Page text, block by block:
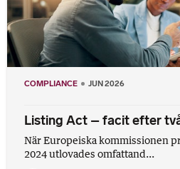
COMPLIANCE JUN 2026
Listing Act – facit efter
När Europeiska kommissionen
2024 utlovades omfattand...